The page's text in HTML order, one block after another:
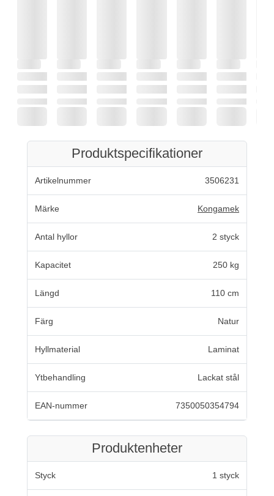
Produktspecifikationer
Artikelnummer 3506231
Märke Kongamek
Antal hyllor 2 styck
Kapacitet 250 kg
Längd 110 cm
Färg Natur
Hyllmaterial Laminat
Ytbehandling Lackat stål
EAN-nummer 7350050354794
Produktenheter
Styck 1 styck